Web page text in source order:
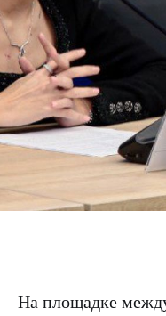
На площадке